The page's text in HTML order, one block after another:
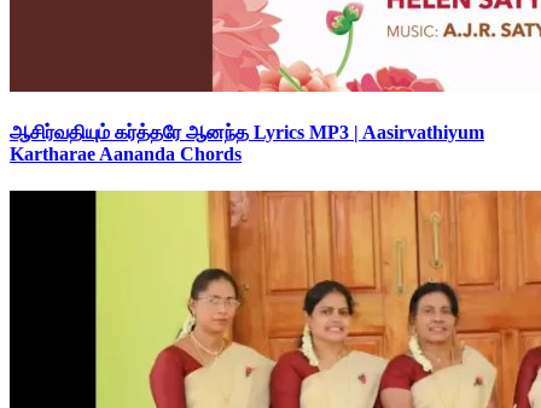
ஆசிர்வதியும் கர்த்தரே ஆனந்த Lyrics MP3 | Aasirvathiyum
Kartharae Aananda Chords